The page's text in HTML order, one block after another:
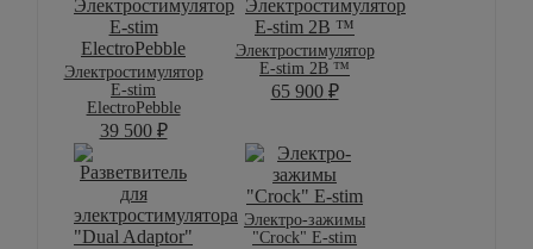
Электростимулятор
E-stim
ElectroPebble
39 500 ₽
Электростимулятор
E-stim 2B ™
65 900 ₽
Электро-зажимы
"Crock" E-stim